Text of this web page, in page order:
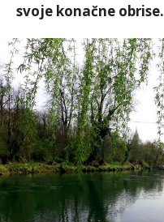
svoje konačne obrise.